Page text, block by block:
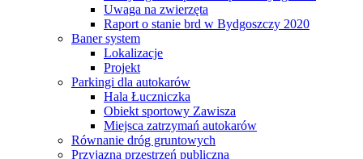
Uwaga na zwierzęta
Raport o stanie brd w Bydgoszczy 2020
Baner system
Lokalizacje
Projekt
Parkingi dla autokarów
Hala Łuczniczka
Obiekt sportowy Zawisza
Miejsca zatrzymań autokarów
Równanie dróg gruntowych
Przyjazna przestrzeń publiczna